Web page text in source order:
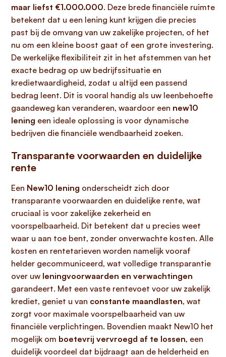
maar liefst €1.000.000. Deze brede financiële ruimte
betekent dat u een lening kunt krijgen die precies
past bij de omvang van uw zakelijke projecten, of het
nu om een kleine boost gaat of een grote investering.
De werkelijke flexibiliteit zit in het afstemmen van het
exacte bedrag op uw bedrijfssituatie en
kredietwaardigheid, zodat u altijd een passend
bedrag leent. Dit is vooral handig als uw leenbehoefte
gaandeweg kan veranderen, waardoor een new10
lening een ideale oplossing is voor dynamische
bedrijven die financiële wendbaarheid zoeken.
Transparante voorwaarden en duidelijke
rente
Een New10 lening onderscheidt zich door
transparante voorwaarden en duidelijke rente, wat
cruciaal is voor zakelijke zekerheid en
voorspelbaarheid. Dit betekent dat u precies weet
waar u aan toe bent, zonder onverwachte kosten. Alle
kosten en rentetarieven worden namelijk vooraf
helder gecommuniceerd, wat volledige transparantie
over uw leningvoorwaarden en verwachtingen
garandeert. Met een vaste rentevoet voor uw zakelijk
krediet, geniet u van constante maandlasten, wat
zorgt voor maximale voorspelbaarheid van uw
financiële verplichtingen. Bovendien maakt New10 het
mogelijk om boetevrij vervroegd af te lossen, een
duidelijk voordeel dat bijdraagt aan de helderheid en